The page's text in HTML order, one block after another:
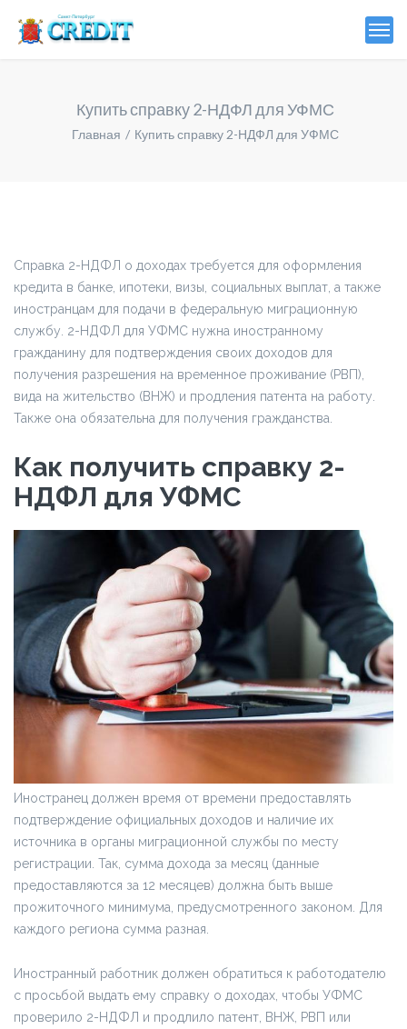
Купить справку 2-НДФЛ для УФМС
Главная Купить справку 2-НДФЛ для УФМС
Справка 2-НДФЛ о доходах требуется для оформления
кредита в банке, ипотеки, визы, социальных выплат, а также
иностранцам для подачи в федеральную миграционную
службу. 2-НДФЛ для УФМС нужна иностранному
гражданину для подтверждения своих доходов для
получения разрешения на временное проживание (РВП),
вида на жительство (ВНЖ) и продления патента на работу.
Также она обязательна для получения гражданства.
Как получить справку 2-
НДФЛ для УФМС
Иностранец должен время от времени предоставлять
подтверждение официальных доходов и наличие их
источника в органы миграционной службы по месту
регистрации. Так, сумма дохода за месяц (данные
предоставляются за 12 месяцев) должна быть выше
прожиточного минимума, предусмотренного законом. Для
каждого региона сумма разная.
Иностранный работник должен обратиться к работодателю
с просьбой выдать ему справку о доходах, чтобы УФМС
проверило 2-НДФЛ и продлило патент, ВНЖ, РВП или